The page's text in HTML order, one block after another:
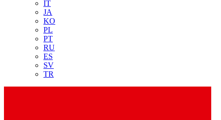
İT
JA
KO
PL
PT
RU
ES
SV
TR